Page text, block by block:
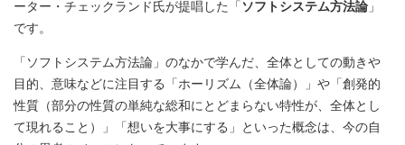
ーター・チェックランド氏が提唱した「 ソフトシステム方法論 」
です。
「ソフトシステム方法論」のなかで学んだ、全体としての動きや
目的、意味などに注目する「ホーリズム（全体論）」や「創発的
性質（部分の性質の単純な総和にとどまらない特性が、全体とし
て現れること）」「想いを大事にする」といった概念は、今の自